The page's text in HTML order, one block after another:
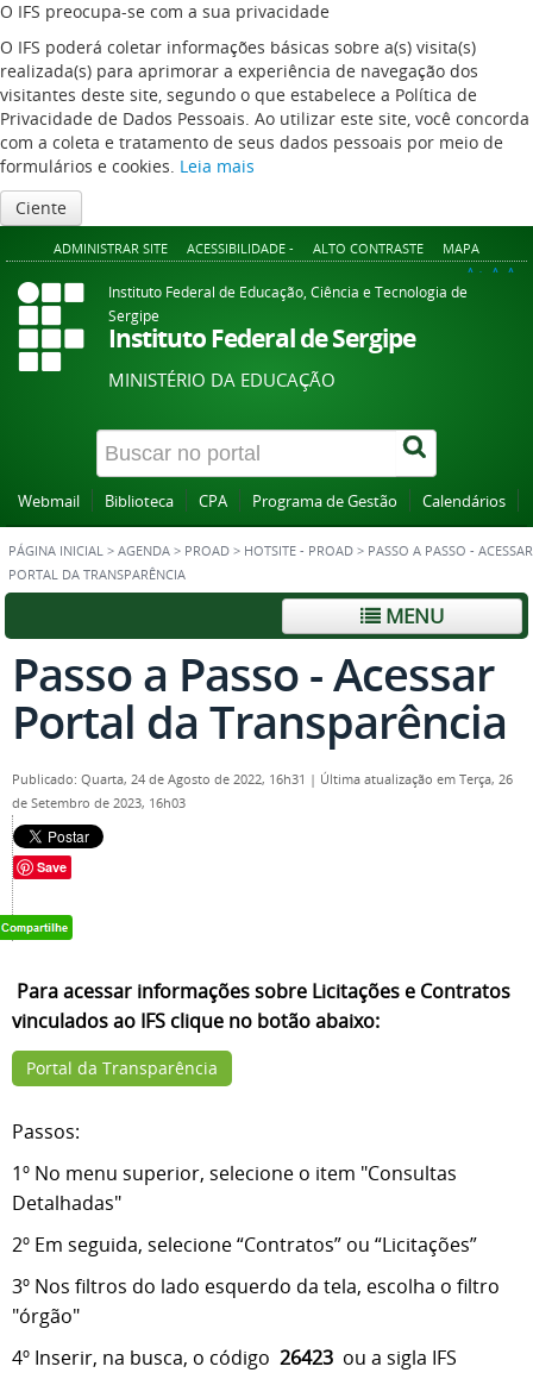
O IFS preocupa-se com a sua privacidade
O IFS poderá coletar informações básicas sobre a(s) visita(s)
realizada(s) para aprimorar a experiência de navegação dos
visitantes deste site, segundo o que estabelece a Política de
Privacidade de Dados Pessoais. Ao utilizar este site, você concorda
com a coleta e tratamento de seus dados pessoais por meio de
formulários e cookies. Leia mais
Ciente
ADMINISTRAR SITE ACESSIBILIDADE - ALTO CONTRASTE MAPA
A+ A A-
Instituto Federal de Educação, Ciência e Tecnologia de
Sergipe
Instituto Federal de Sergipe
MINISTÉRIO DA EDUCAÇÃO
Webmail Biblioteca CPA Programa de Gestão Calendários
PÁGINA INICIAL > AGENDA > PROAD > HOTSITE - PROAD > PASSO A PASSO - ACESSAR
PORTAL DA TRANSPARÊNCIA
MENU
Passo a Passo - Acessar
Portal da Transparência
Publicado: Quarta, 24 de Agosto de 2022, 16h31 | Última atualização em Terça, 26
de Setembro de 2023, 16h03
Save
Para acessar informações sobre Licitações e Contratos
vinculados ao IFS clique no botão abaixo:
Portal da Transparência
Passos:
1º No menu superior, selecione o item "Consultas
Detalhadas"
2º Em seguida, selecione “Contratos” ou “Licitações”
3º Nos filtros do lado esquerdo da tela, escolha o filtro
"órgão"
4º Inserir, na busca, o código 26423 ou a sigla IFS